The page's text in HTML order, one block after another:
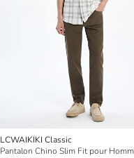
LCWAIKIKI Classic
Pantalon Chino Slim Fit pour